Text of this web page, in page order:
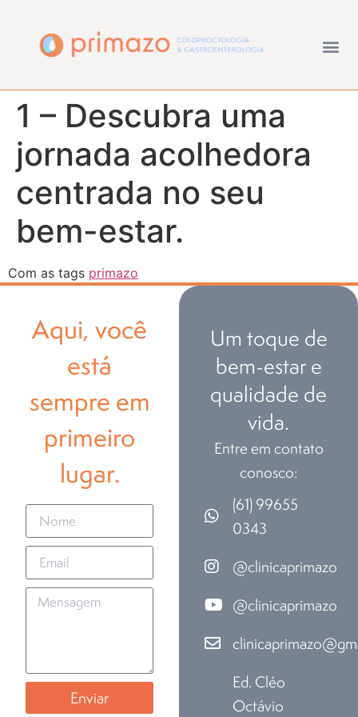
1 – Descubra uma
jornada acolhedora
centrada no seu
bem-estar.
Com as tags primazo
Aqui, você
está
sempre em
primeiro
lugar.
Enviar
Um toque de
bem-estar e
qualidade de
vida.
Entre em contato
conosco:
(61) 99655
0343
@clinicaprimazo
@clinicaprimazo
Ed. Cléo
Octávio